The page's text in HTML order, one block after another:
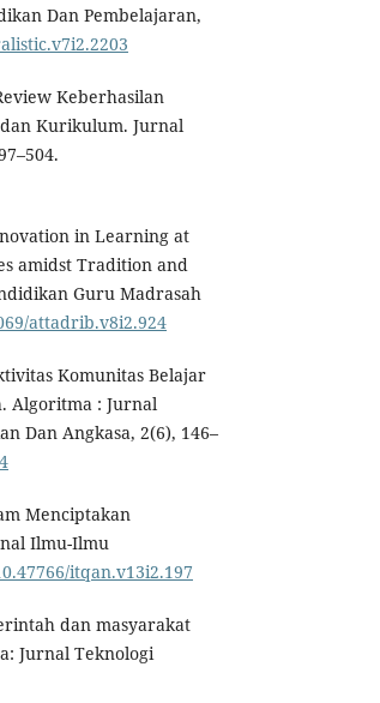
Dan Pembelajaran,
Keberhasilan
Kurikulum. Jurnal
in Learning at
amidst Tradition and
Guru Madrasah
attadrib.v8i2.924
Komunitas Belajar
Algoritma : Jurnal
Dan Angkasa, 2(6), 146–
Menciptakan
Ilmu-Ilmu
itqan.v13i2.197
dan masyarakat
Jurnal Teknologi